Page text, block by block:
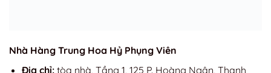
Nhà Hàng Trung Hoa Hỷ Phụng Viên
Địa chỉ: tòa nhà, Tầng 1, 125 P. Hoàng Ngân, Thanh